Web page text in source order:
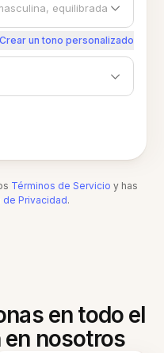
equilibrada
Crear un tono personalizado
Términos de Servicio y has
de Privacidad.
en todo el
nosotros